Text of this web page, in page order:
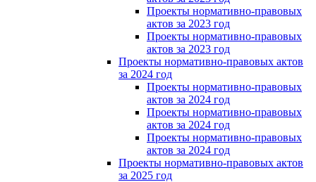
Проекты нормативно-правовых
актов за 2023 год
Проекты нормативно-правовых
актов за 2023 год
Проекты нормативно-правовых актов
за 2024 год
Проекты нормативно-правовых
актов за 2024 год
Проекты нормативно-правовых
актов за 2024 год
Проекты нормативно-правовых
актов за 2024 год
Проекты нормативно-правовых актов
за 2025 год